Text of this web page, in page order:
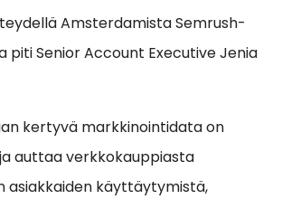
Amsterdamista Semrush-
piti Senior Account Executive Jenia
kertyvä markkinointidata on
auttaa verkkokauppiasta
asiakkaiden käyttäytymistä,